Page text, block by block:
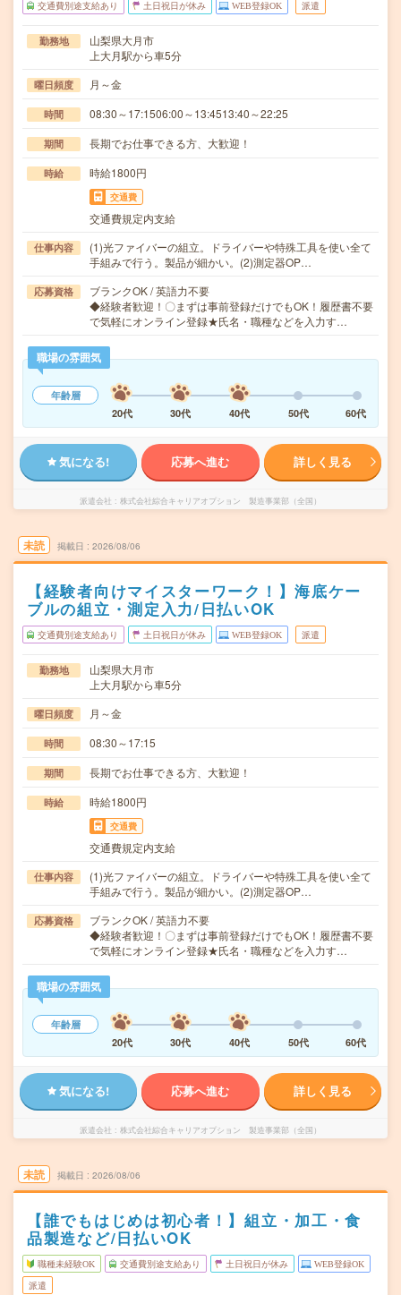
交通費別途支給あり 土日祝日が休み WEB登録OK 派遣
勤務地
山梨県大月市
上大月駅から車5分
曜日頻度 月～金
時間 08:30～17:1506:00～13:4513:40～22:25
期間 長期でお仕事できる方、大歓迎！
時給 時給1800円
交通費
交通費規定内支給
仕事内容
(1)光ファイバーの組立。ドライバーや特殊工具を使い全て
手組みで行う。製品が細かい。(2)測定器OP…
応募資格
ブランクOK / 英語力不要
◆経験者歓迎！〇まずは事前登録だけでもOK！履歴書不要
で気軽にオンライン登録★氏名・職種などを入力す…
職場の雰囲気
年齢層
20代
30代 40代 50代 60代
気になる! 応募へ進む 詳しく見る
派遣会社 株式会社綜合キャリアオプション 製造事業部（全国）
未読 掲載日 2026/08/06
【経験者向けマイスターワーク！】海底ケー
ブルの組立・測定入力/日払いOK
交通費別途支給あり 土日祝日が休み WEB登録OK 派遣
勤務地
山梨県大月市
上大月駅から車5分
曜日頻度 月～金
時間 08:30～17:15
期間 長期でお仕事できる方、大歓迎！
時給 時給1800円
交通費
交通費規定内支給
仕事内容
(1)光ファイバーの組立。ドライバーや特殊工具を使い全て
手組みで行う。製品が細かい。(2)測定器OP…
応募資格
ブランクOK / 英語力不要
◆経験者歓迎！〇まずは事前登録だけでもOK！履歴書不要
で気軽にオンライン登録★氏名・職種などを入力す…
職場の雰囲気
年齢層
20代
30代 40代 50代 60代
気になる! 応募へ進む 詳しく見る
派遣会社 株式会社綜合キャリアオプション 製造事業部（全国）
未読 掲載日 2026/08/06
【誰でもはじめは初心者！】組立・加工・食
品製造など/日払いOK
職種未経験OK 交通費別途支給あり 土日祝日が休み WEB登録OK
派遣